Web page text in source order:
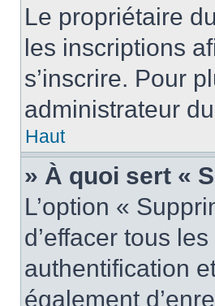
Le propriétaire
les inscriptions
s’inscrire. Pour
administrateur
Haut
» À quoi sert «
L’option «
d’effacer tous
authentification
également